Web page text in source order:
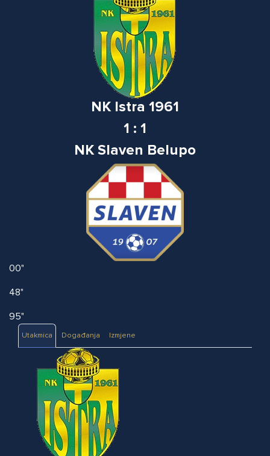
NK Istra 1961
1 : 1
NK Slaven Belupo
00"
48"
95"
Utakmica Događanja Izmjene